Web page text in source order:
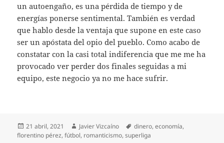
un autoengaño, es una pérdida de tiempo y de
energías ponerse sentimental. También es verdad
que hablo desde la ventaja que supone en este caso
ser un apóstata del opio del pueblo. Como acabo de
constatar con la casi total indiferencia que me me ha
provocado ver perder dos finales seguidas a mi
equipo, este negocio ya no me hace sufrir.
Publicado
el
21 abril, 2021 Autor
Javier Vizcaíno Etiquetas
dinero,economía,
florentino pérez,fútbol, romanticismo,superliga